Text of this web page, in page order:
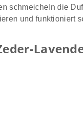
schmeicheln die
und funktioniert